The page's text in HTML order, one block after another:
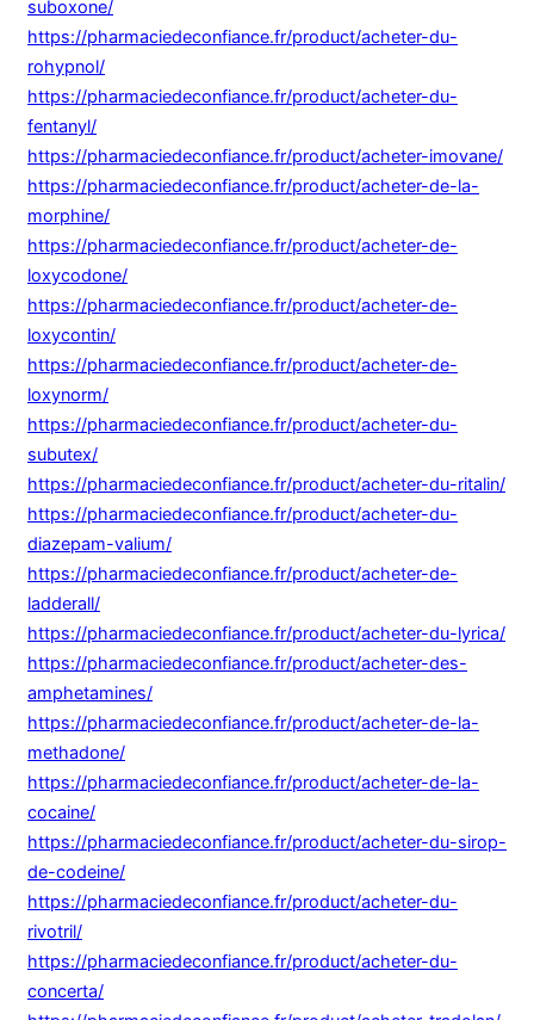
suboxone/
https://pharmaciedeconfiance.fr/product/acheter-du-
rohypnol/
https://pharmaciedeconfiance.fr/product/acheter-du-
fentanyl/
https://pharmaciedeconfiance.fr/product/acheter-imovane/
https://pharmaciedeconfiance.fr/product/acheter-de-la-
morphine/
https://pharmaciedeconfiance.fr/product/acheter-de-
loxycodone/
https://pharmaciedeconfiance.fr/product/acheter-de-
loxycontin/
https://pharmaciedeconfiance.fr/product/acheter-de-
loxynorm/
https://pharmaciedeconfiance.fr/product/acheter-du-
subutex/
https://pharmaciedeconfiance.fr/product/acheter-du-ritalin/
https://pharmaciedeconfiance.fr/product/acheter-du-
diazepam-valium/
https://pharmaciedeconfiance.fr/product/acheter-de-
ladderall/
https://pharmaciedeconfiance.fr/product/acheter-du-lyrica/
https://pharmaciedeconfiance.fr/product/acheter-des-
amphetamines/
https://pharmaciedeconfiance.fr/product/acheter-de-la-
methadone/
https://pharmaciedeconfiance.fr/product/acheter-de-la-
cocaine/
https://pharmaciedeconfiance.fr/product/acheter-du-sirop-
de-codeine/
https://pharmaciedeconfiance.fr/product/acheter-du-
rivotril/
https://pharmaciedeconfiance.fr/product/acheter-du-
concerta/